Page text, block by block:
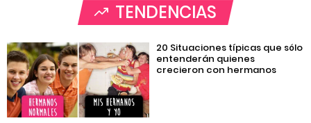
TENDENCIAS
20 Situaciones típicas que sólo
entenderán quienes
crecieron con hermanos